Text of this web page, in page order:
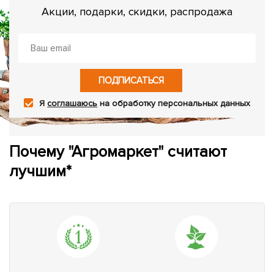
Акции, подарки, скидки, распродажа
ПОДПИСАТЬСЯ
Ясоглашаюсь на обработку персональных данных
Почему "Агромаркет" считают
лучшим*